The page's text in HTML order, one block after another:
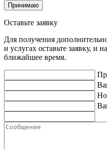
Принимаю
Оставьте заявку
Для получения
и услугах оставьте заявку, и
ближайшее время.